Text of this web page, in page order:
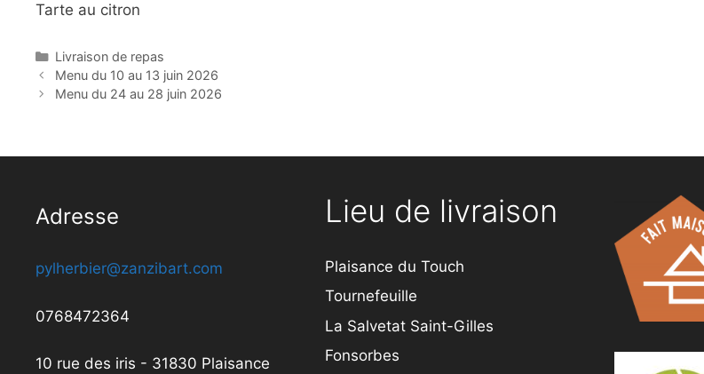
Tarte au citron
Catégories
Livraison de repas
Menu du 10 au 13 juin 2026
Menu du 24 au 28 juin 2026
Adresse
pylherbier@zanzibart.com
0768472364
10 rue des iris - 31830 Plaisance
Lieu de livraison
Plaisance du Touch
Tournefeuille
La Salvetat Saint-Gilles
Fonsorbes